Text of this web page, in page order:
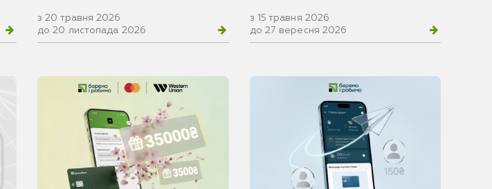
з 20 травня 2026
до 20 листопада 2026
з 15 травня 2026
до 27 вересня 2026